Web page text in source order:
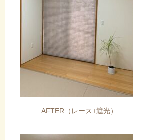
AFTER（レース+遮光）